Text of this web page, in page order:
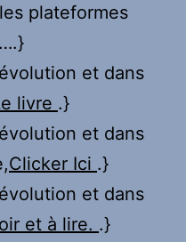
plateformes
et dans
livre .}
et dans
Clicker Ici .}
et dans
et à lire. .}